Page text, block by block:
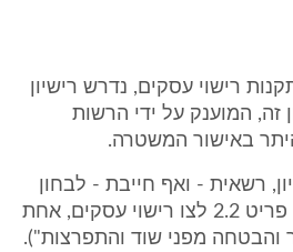
רישוי עסקים, נדרש רישיון
זה, המוענק על ידי הרשות
באישור המשטרה.
רשאית - ואף חייבת - לבחון
שיקולים של טובת הציבור ומניעת עבריינות (על פי פריט 2.2 לצו רישוי עסקים, אחת
והבטחה מפני שוד והתפרצות").